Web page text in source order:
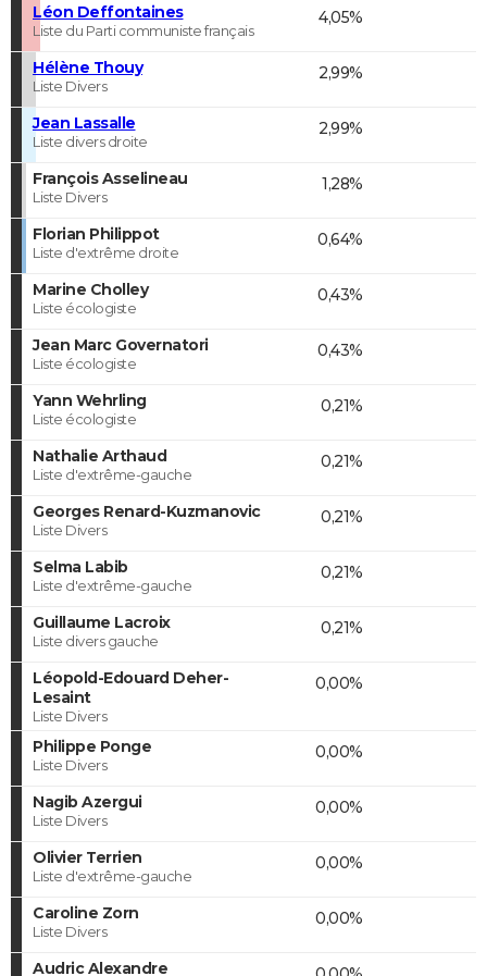
Léon Deffontaines
Liste du Parti communiste français
4,05%
Hélène Thouy
Liste Divers
2,99%
Jean Lassalle
Liste divers droite
2,99%
François Asselineau
Liste Divers
1,28%
Florian Philippot
Liste d'extrême droite
0,64%
Marine Cholley
Liste écologiste
0,43%
Jean Marc Governatori
Liste écologiste
0,43%
Yann Wehrling
Liste écologiste
0,21%
Nathalie Arthaud
Liste d'extrême-gauche
0,21%
Georges Renard-Kuzmanovic
Liste Divers
0,21%
Selma Labib
Liste d'extrême-gauche
0,21%
Guillaume Lacroix
Liste divers gauche
0,21%
Léopold-Edouard Deher-
Lesaint
Liste Divers
0,00%
Philippe Ponge
Liste Divers
0,00%
Nagib Azergui
Liste Divers
0,00%
Olivier Terrien
Liste d'extrême-gauche
0,00%
Caroline Zorn
Liste Divers
0,00%
Audric Alexandre